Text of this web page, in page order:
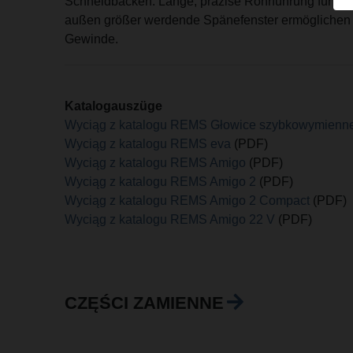
außen größer werdende Spänefenster
Gewinde.
Katalogauszüge
Wyciąg z katalogu REMS Głowice
Wyciąg z katalogu REMS eva (PDF)
Wyciąg z katalogu REMS Amigo (PDF)
Wyciąg z katalogu REMS Amigo 2 (PDF)
Wyciąg z katalogu REMS Amigo 2 Compact (PDF)
Wyciąg z katalogu REMS Amigo 22 V (PDF)
CZĘŚCI ZAMIENNE